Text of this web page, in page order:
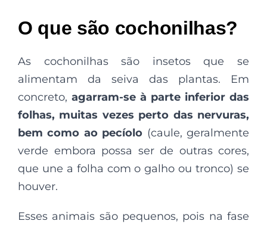
O que são cochonilhas?
As cochonilhas são insetos que se
alimentam da seiva das plantas. Em
concreto, agarram-se à parte inferior das
folhas, muitas vezes perto das nervuras,
bem como ao pecíolo (caule, geralmente
verde embora possa ser de outras cores,
que une a folha com o galho ou tronco) se
houver.
Esses animais são pequenos, pois na fase